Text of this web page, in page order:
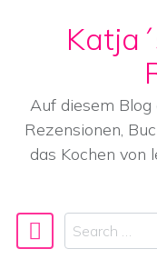
Skip to content
Auf diesem Blog
Rezensionen,
das Kochen von
Main
Search